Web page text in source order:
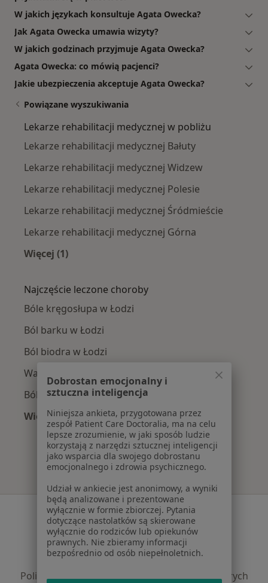
W jakich językach konsultuje Agata Owecka?
Jak Agata Owecka umawia wizyty?
W jakich godzinach przyjmuje Agata Owecka?
Agata Owecka: co mówią pacjenci?
Jakie ubezpieczenia akceptuje Agata Owecka?
Powiązane wyszukiwania
Lekarze rehabilitacji medycznej w pobliżu
Lekarze rehabilitacji medycznej Bałuty
Lekarze rehabilitacji medycznej Widzew
Lekarze rehabilitacji medycznej Polesie
Lekarze rehabilitacji medycznej Śródmieście
Lekarze rehabilitacji medycznej Górna
Więcej (1)
Najczęście leczone choroby
Bóle kręgosłupa w Łodzi
Ból barku w Łodzi
Ból biodra w Łodzi
Wady postawy w Łodzi
Ból pleców w Łodzi
Więcej (15)
Więcej w kategorii: Najczęście leczone
Serwis
Regulamin
Polityka prywatności pacjentów
Polityka prywatności profesjonalistów
Polityka prywatności dla profesjonalistów, których
Dobrostan emocjonalny i
sztuczna inteligencja
Niniejsza ankieta, przygotowana przez
zespół Patient Care Doctoralia, ma na celu
lepsze zrozumienie, w jaki sposób ludzie
korzystają z narzędzi sztucznej inteligencji
jako wsparcia dla swojego dobrostanu
emocjonalnego i zdrowia psychicznego.
Udział w ankiecie jest anonimowy, a wyniki
będą analizowane i prezentowane
wyłącznie w formie zbiorczej. Pytania
dotyczące nastolatków są skierowane
wyłącznie do rodziców lub opiekunów
prawnych. Nie zbieramy informacji
bezpośrednio od osób niepełnoletnich.